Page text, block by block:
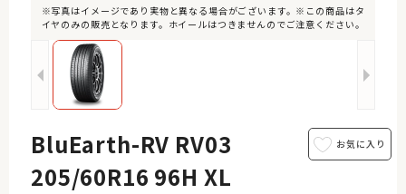
※写真はイメージであり実物と異なる場合がございます。※この商品はタ
イヤのみの販売となります。ホイールはつきませんのでご注意ください。
BluEarth-RV RV03
205/60R16 96H XL